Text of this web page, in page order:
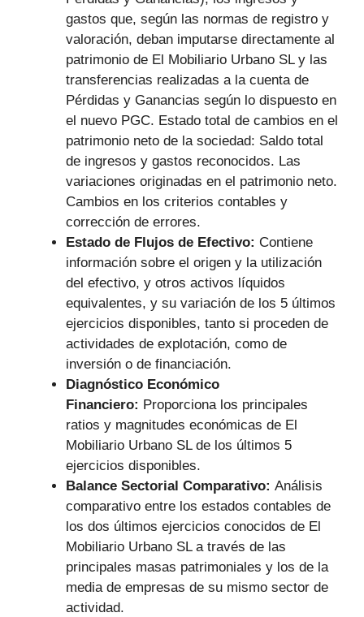
gastos que, según las normas de registro y
valoración, deban imputarse directamente al
patrimonio de El Mobiliario Urbano SL y las
transferencias realizadas a la cuenta de
Pérdidas y Ganancias según lo dispuesto en
el nuevo PGC. Estado total de cambios en el
patrimonio neto de la sociedad: Saldo total
de ingresos y gastos reconocidos. Las
variaciones originadas en el patrimonio neto.
Cambios en los criterios contables y
corrección de errores.
Estado de Flujos de Efectivo: Contiene
información sobre el origen y la utilización
del efectivo, y otros activos líquidos
equivalentes, y su variación de los 5 últimos
ejercicios disponibles, tanto si proceden de
actividades de explotación, como de
inversión o de financiación.
Diagnóstico Económico
Financiero: Proporciona los principales
ratios y magnitudes económicas de El
Mobiliario Urbano SL de los últimos 5
ejercicios disponibles.
Balance Sectorial Comparativo: Análisis
comparativo entre los estados contables de
los dos últimos ejercicios conocidos de El
Mobiliario Urbano SL a través de las
principales masas patrimoniales y los de la
media de empresas de su mismo sector de
actividad.